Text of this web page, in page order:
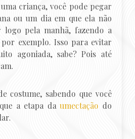
criança, você pode pegar
ou um dia em que ela não
pela manhã, fazendo a
exemplo. Isso para evitar
agoniada, sabe? Pois até
costume, sabendo que você
a etapa daumectação do